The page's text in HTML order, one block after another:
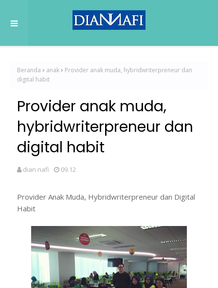
Beranda anak
Provider anak muda, hybridwriterpreneur dan
digital habit
Provider anak muda,
hybridwriterpreneur dan
digital habit
dian nafi 09.12
Provider Anak Muda, Hybridwriterpreneur dan Digital
Habit